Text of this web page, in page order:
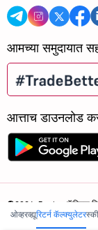
ओव्हरव्ह्यूरिटर्न कॅल्क्युलेटर
आमच्या समुदायात
आत्ताच डाउनलोड
©2026, 5paisa कॅपिटल लि.
आम्ही ISO 27001:2022